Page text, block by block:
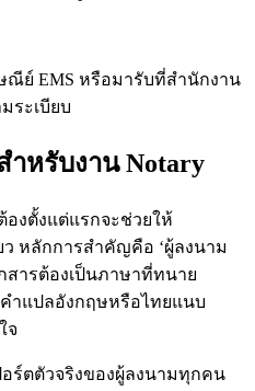
ณีย์ EMS หรือมารับที่สำนักงาน
ระเบียบ
ำหรับงาน Notary
องตั้งแต่แรกจะช่วยให้
ว หลักการสำคัญคือ ‘ผู้ลงนาม
สารต้องเป็นภาษาที่ทนาย
คำแปลอังกฤษหรือไทยแนบ
จ
ร์ตตัวจริงของผู้ลงนามทุกคน